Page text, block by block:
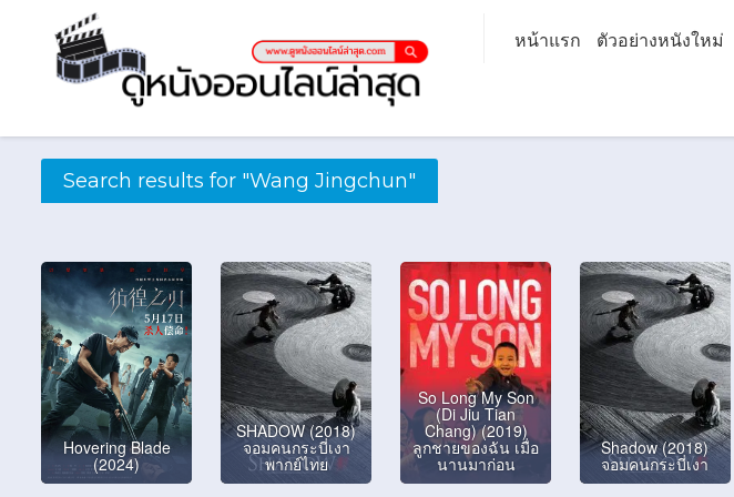
หน้าแรก ตัวอย่างหนังใหม่
Search results for "Wang Jingchun"
Hovering Blade
(2024)
SHADOW (2018)
จอมคนกระบี่เงา
พากย์ไทย
So Long My Son
(Di Jiu Tian
Chang) (2019)
ลูกชายของฉัน เมื่อ
นานมาก่อน
Shadow (2018)
จอมคนกระบี่เงา